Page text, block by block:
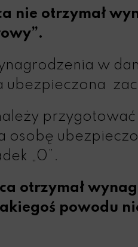
nie otrzymał
w
osobę
„0”.
otrzymał
powodu